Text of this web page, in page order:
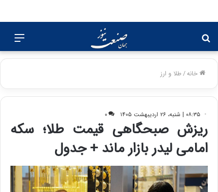
برای
خانه/طلا و ارز
۰۸:۳۵ | شنبه، ۲۶ اردیبهشت ۱۴۰۵ ۰
ریزش صبحگاهی قیمت طلا؛ سکه
امامی لیدر بازار ماند + جدول